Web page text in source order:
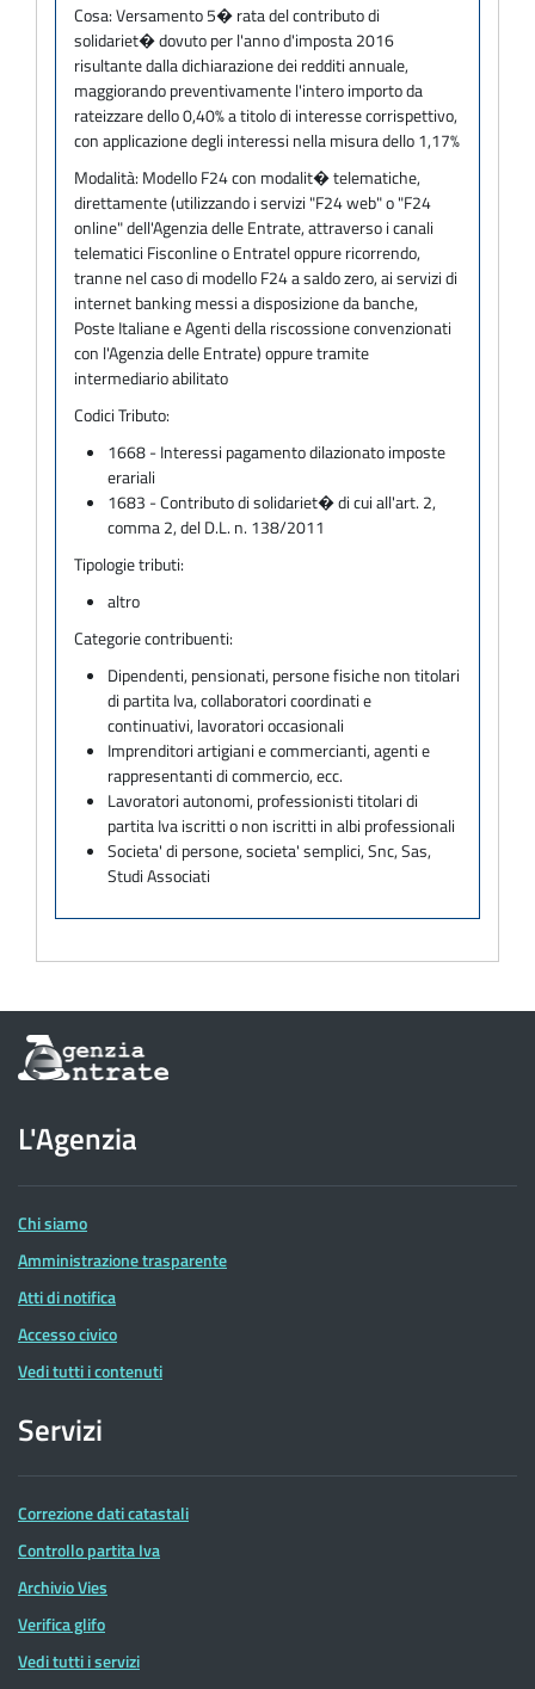
Cosa:Versamento 5� rata del contributo di
solidariet� dovuto per l'anno d'imposta 2016
risultante dalla dichiarazione dei redditi annuale,
maggiorando preventivamente l'intero importo da
rateizzare dello 0,40% a titolo di interesse corrispettivo,
con applicazione degli interessi nella misura dello 1,17%
Modalità: Modello F24 con modalit� telematiche,
direttamente (utilizzando i servizi "F24 web" o "F24
online" dell'Agenzia delle Entrate, attraverso i canali
telematici Fisconline o Entratel oppure ricorrendo,
tranne nel caso di modello F24 a saldo zero, ai servizi di
internet banking messi a disposizione da banche,
Poste Italiane e Agenti della riscossione convenzionati
con l'Agenzia delle Entrate) oppure tramite
intermediario abilitato
Codici Tributo:
1668 - Interessi pagamento dilazionato imposte
erariali
1683 - Contributo di solidariet� di cui all'art. 2,
comma 2, del D.L. n. 138/2011
Tipologie tributi:
altro
Categorie contribuenti:
Dipendenti, pensionati, persone fisiche non titolari
di partita Iva, collaboratori coordinati e
continuativi, lavoratori occasionali
Imprenditori artigiani e commercianti, agenti e
rappresentanti di commercio, ecc.
Lavoratori autonomi, professionisti titolari di
partita Iva iscritti o non iscritti in albi professionali
Societa' di persone, societa' semplici, Snc, Sas,
Studi Associati
Informazioni
sul
dell'Agenzia
delle
Entrate
L'Agenzia
Chi siamo
Amministrazione trasparente
Atti di notifica
Accesso civico
Vedi tutti i contenuti
Servizi
Correzione dati catastali
Controllo partita Iva
Archivio Vies
Verifica glifo
Vedi tutti i servizi